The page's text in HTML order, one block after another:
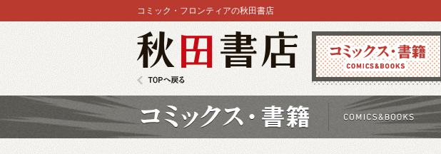
コミックス
コミック・フロンティアの秋田書店